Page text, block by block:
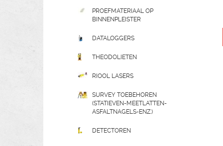
PROEFMATERIAAL OP
BINNENPLEISTER
DATALOGGERS
THEODOLIETEN
RIOOL LASERS
SURVEY TOEBEHOREN
(STATIEVEN-MEETLATTEN-
ASFALTNAGELS-ENZ.)
DETECTOREN